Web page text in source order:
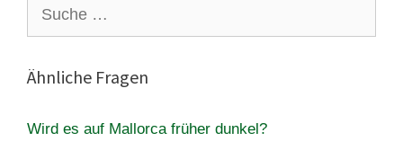
nach:
Ähnliche Fragen
Wird es auf Mallorca früher dunkel?